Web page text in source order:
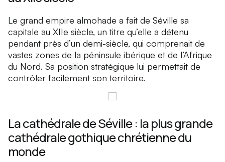
Le grand empire almohade a fait de Séville sa
capitale au XIIe siècle, un titre qu’elle a détenu
pendant près d’un demi-siècle, qui comprenait de
vastes zones de la péninsule ibérique et de l’Afrique
du Nord. Sa position stratégique lui permettait de
contrôler facilement son territoire.
La cathédrale de Séville : la plus grande
cathédrale gothique chrétienne du
monde